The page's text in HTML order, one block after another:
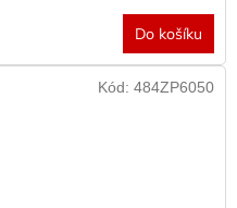
Do košíku
Kód: 484ZP6050